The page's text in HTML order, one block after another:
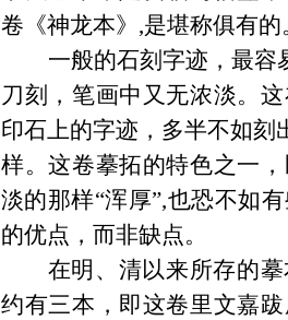
卷《神龙本》,是堪称俱有的
一般的石刻字迹，最容
刀刻，笔画中又无浓淡。
印石上的字迹，多半不如刻
样。这卷摹拓的特色之一
淡的那样“浑厚”,也恐不如
的优点，而非缺点。
在明、清以来所存的
约有三本，即这卷里文嘉